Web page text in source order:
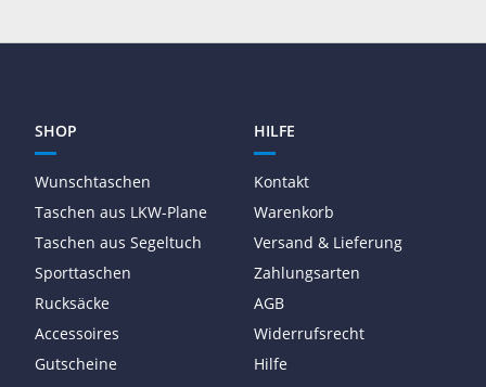
SHOP
Wunschtaschen
Taschen aus LKW-Plane
Taschen aus Segeltuch
Sporttaschen
Rucksäcke
Accessoires
Gutscheine
HILFE
Kontakt
Warenkorb
Versand & Lieferung
Zahlungsarten
AGB
Widerrufsrecht
Hilfe